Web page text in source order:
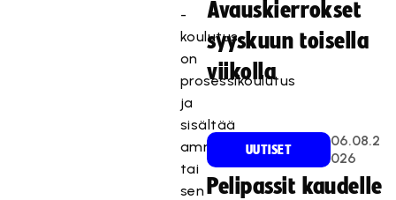
-
koulutus
on
prosessikoulutus
ja
sisältää
ammattitutkinnon
tai
sen
Avauskierrokset
syyskuun toisella
viikolla
UUTISET
06.08.2
026
Pelipassit kaudelle